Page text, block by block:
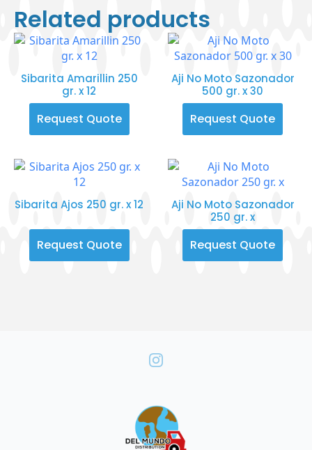
Related products
Sibarita Amarillin 250
gr. x 12
Request Quote
Aji No Moto Sazonador
500 gr. x 30
Request Quote
Sibarita Ajos 250 gr. x 12
Request Quote
Aji No Moto Sazonador
250 gr. x
Request Quote